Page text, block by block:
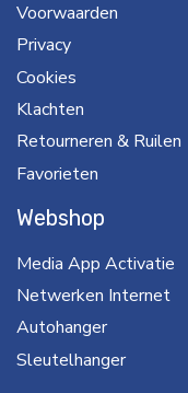
Voorwaarden
Privacy
Cookies
Klachten
Retourneren & Ruilen
Favorieten
Webshop
Media App Activatie
Netwerken Internet
Autohanger
Sleutelhanger